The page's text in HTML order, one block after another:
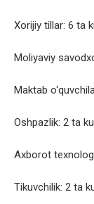
Xorijiy tillar: 6 ta
Moliyaviy
Maktab
Oshpazlik: 2 ta
Axborot
Tikuvchilik: 2 ta